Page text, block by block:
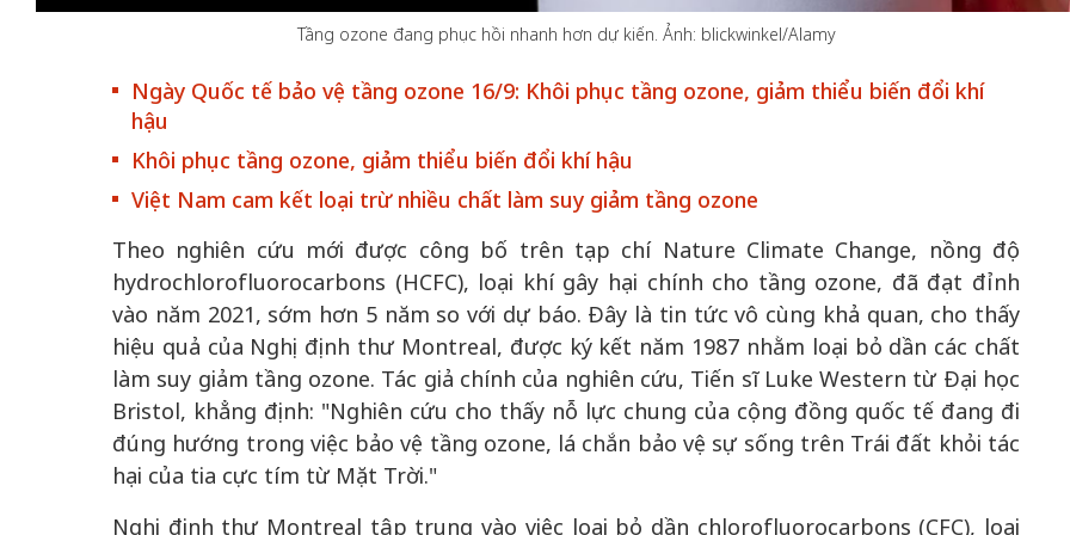
Tầng ozone đang phục hồi nhanh hơn dự kiến. Ảnh: blickwinkel/Alamy
Ngày Quốc tế bảo vệ tầng ozone 16/9: Khôi phục tầng ozone, giảm thiểu biến đổi khí
hậu
Khôi phục tầng ozone, giảm thiểu biến đổi khí hậu
Việt Nam cam kết loại trừ nhiều chất làm suy giảm tầng ozone
Theo nghiên cứu mới được công bố trên tạp chí Nature Climate Change, nồng độ
hydrochlorofluorocarbons (HCFC), loại khí gây hại chính cho tầng ozone, đã đạt đỉnh
vào năm 2021, sớm hơn 5 năm so với dự báo. Đây là tin tức vô cùng khả quan, cho thấy
hiệu quả của Nghị định thư Montreal, được ký kết năm 1987 nhằm loại bỏ dần các chất
làm suy giảm tầng ozone. Tác giả chính của nghiên cứu, Tiến sĩ Luke Western từ Đại học
Bristol, khẳng định: "Nghiên cứu cho thấy nỗ lực chung của cộng đồng quốc tế đang đi
đúng hướng trong việc bảo vệ tầng ozone, lá chắn bảo vệ sự sống trên Trái đất khỏi tác
hại của tia cực tím từ Mặt Trời."
Nghị định thư Montreal tập trung vào việc loại bỏ dần chlorofluorocarbons (CFC), loại
Hà Nội vững bước vào
không gian phát triển
mới - Kỳ 5: Thủ đô qua
lăng kính số hóa
50 năm Việt Nam gia
nhập UNESCO: Khơi
nguồn nội lực văn hóa,
định hình vị thế kiến
tạo | Kỳ 4: Sáng kiến
làm nên diện mạo mới
nguồn nội lực văn hóa,
định hình vị thế kiến
tạo | Kỳ 3: Hội nhập
quốc tế bằng bản lĩnh
Việt Nam
tạo | Kỳ 1:
hòa bình thể
quyết định